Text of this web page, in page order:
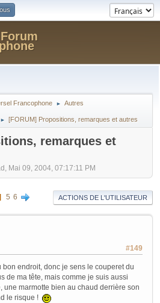
Francophone ► Autres
► [FORUM] Propositions, remarques et autres
remarques et
Mai 09, 2004, 07:17:11 PM
5 6 ACTIONS DE L'UTILISATEUR
#149
endroit, donc je sens le couperet du
de ma tête, mais comme je suis aussi
une marmotte bien au chaud derrière son
le risque !